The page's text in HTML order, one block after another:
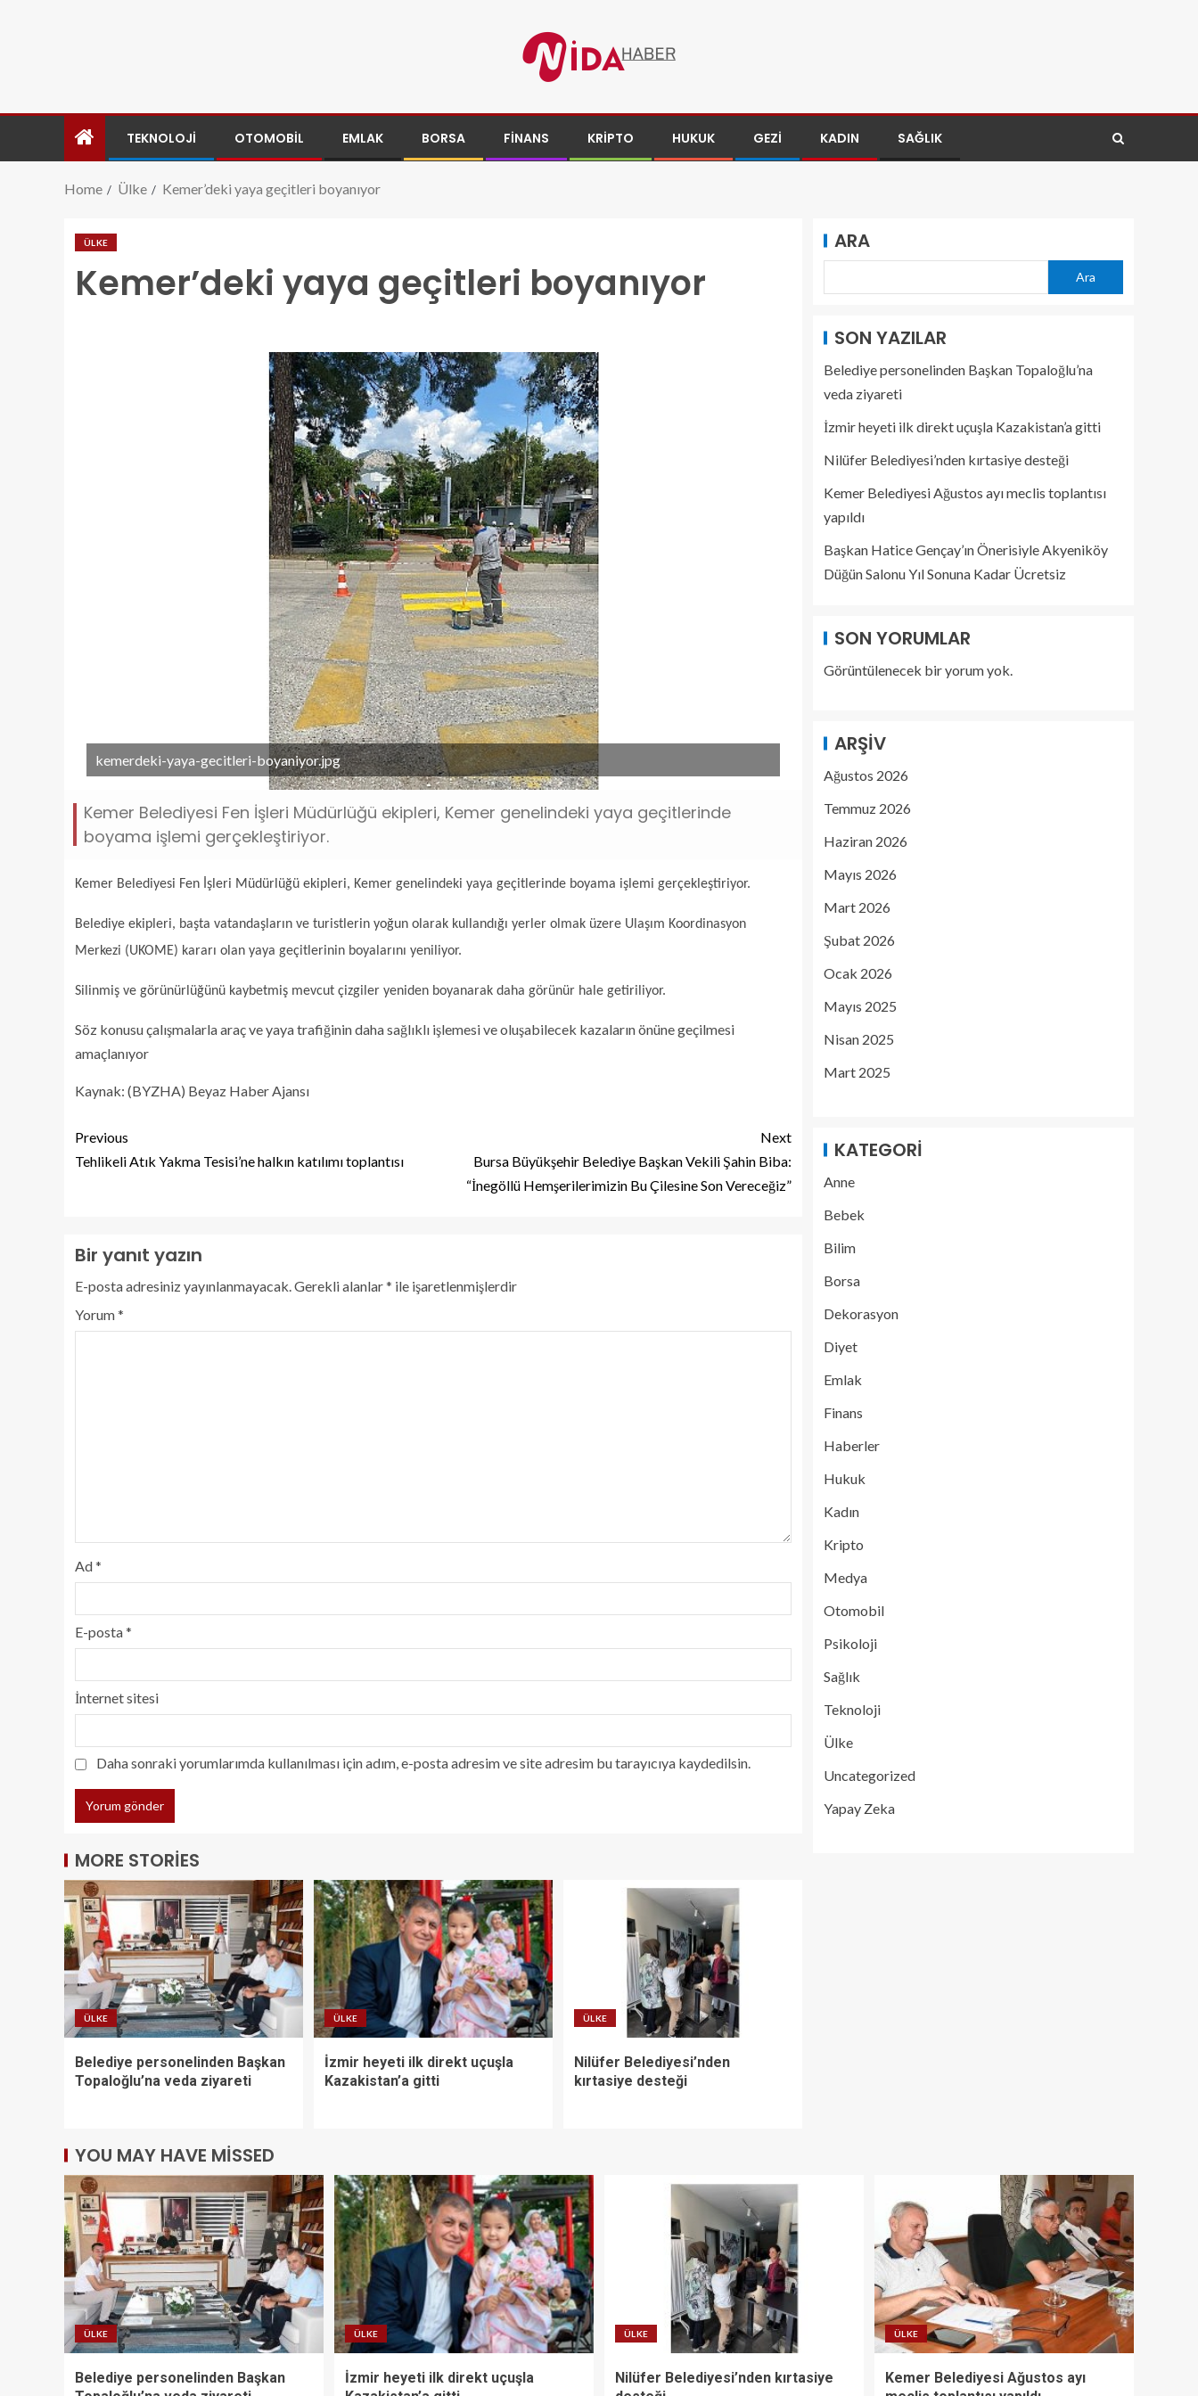
TEKNOLOJI OTOMOBIL EMLAK BORSA FINANS KRIPTO HUKUK GEZI KADIN SAĞLIK
Home Ülke Kemer’deki yaya geçitleri boyanıyor
ÜLKE
Kemer’deki yaya geçitleri boyanıyor
kemerdeki-yaya-gecitleri-boyaniyor.jpg
Kemer Belediyesi Fen İşleri Müdürlüğü ekipleri, Kemer genelindeki yaya geçitlerinde
boyama işlemi gerçekleştiriyor.
Kemer Belediyesi Fen İşleri Müdürlüğü ekipleri, Kemer genelindeki yaya geçitlerinde boyama işlemi gerçekleştiriyor.
Belediye ekipleri, başta vatandaşların ve turistlerin yoğun olarak kullandığı yerler olmak üzere Ulaşım Koordinasyon
Merkezi (UKOME) kararı olan yaya geçitlerinin boyalarını yeniliyor.
Silinmiş ve görünürlüğünü kaybetmiş mevcut çizgiler yeniden boyanarak daha görünür hale getiriliyor.
Söz konusu çalışmalarla araç ve yaya trafiğinin daha sağlıklı işlemesi ve oluşabilecek kazaların önüne geçilmesi
amaçlanıyor
Kaynak: (BYZHA) Beyaz Haber Ajansı
Previous
Tehlikeli Atık Yakma Tesisi’ne halkın katılımı toplantısı
Next
Bursa Büyükşehir Belediye Başkan Vekili Şahin Biba:
“İnegöllü Hemşerilerimizin Bu Çilesine Son Vereceğiz”
Bir yanıt yazın
E-posta adresiniz yayınlanmayacak.Gerekli alanlar* ile işaretlenmişlerdir
Yorum*
Ad*
E-posta*
İnternet sitesi
Daha sonraki yorumlarımda kullanılması için adım, e-posta adresim ve site adresim bu tarayıcıya kaydedilsin.
MORE STORIES
ÜLKE
Belediye personelinden Başkan
Topaloğlu’na veda ziyareti
ÜLKE
İzmir heyeti ilk direkt uçuşla
Kazakistan’a gitti
ÜLKE
Nilüfer Belediyesi’nden
kırtasiye desteği
ARA
Ara
SON YAZILAR
Belediye personelinden Başkan Topaloğlu’na
veda ziyareti
İzmir heyeti ilk direkt uçuşla Kazakistan’a gitti
Nilüfer Belediyesi’nden kırtasiye desteği
Kemer Belediyesi Ağustos ayı meclis toplantısı
yapıldı
Başkan Hatice Gençay’ın Önerisiyle Akyeniköy
Düğün Salonu Yıl Sonuna Kadar Ücretsiz
SON YORUMLAR
Görüntülenecek bir yorum yok.
ARŞIV
Ağustos 2026
Temmuz 2026
Haziran 2026
Mayıs 2026
Mart 2026
Şubat 2026
Ocak 2026
Mayıs 2025
Nisan 2025
Mart 2025
KATEGORI
Anne
Bebek
Bilim
Borsa
Dekorasyon
Diyet
Emlak
Finans
Haberler
Hukuk
Kadın
Kripto
Medya
Otomobil
Psikoloji
Sağlık
Teknoloji
Ülke
Uncategorized
Yapay Zeka
YOU MAY HAVE MISSED
ÜLKE
Belediye personelinden Başkan
ÜLKE
İzmir heyeti ilk direkt uçuşla
ÜLKE
Nilüfer Belediyesi’nden kırtasiye
ÜLKE
Kemer Belediyesi Ağustos ayı